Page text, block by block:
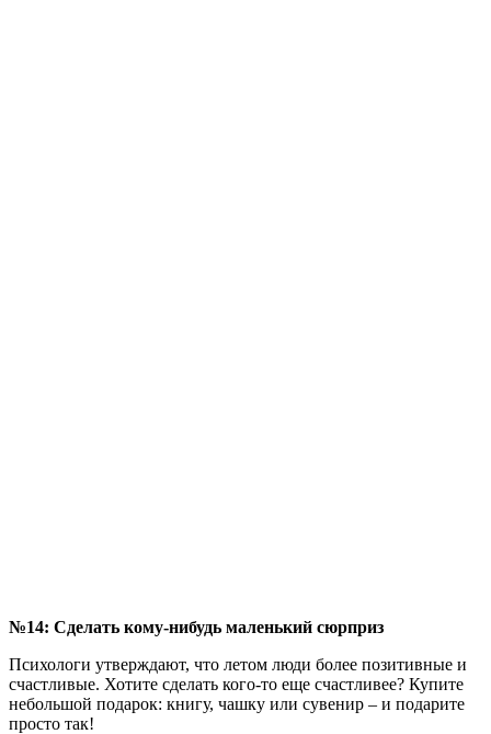
№14: Сделать кому-нибудь маленький сюрприз
Психологи утверждают, что летом люди более позитивные и
счастливые. Хотите сделать кого-то еще счастливее? Купите
небольшой подарок: книгу, чашку или сувенир – и подарите
просто так!